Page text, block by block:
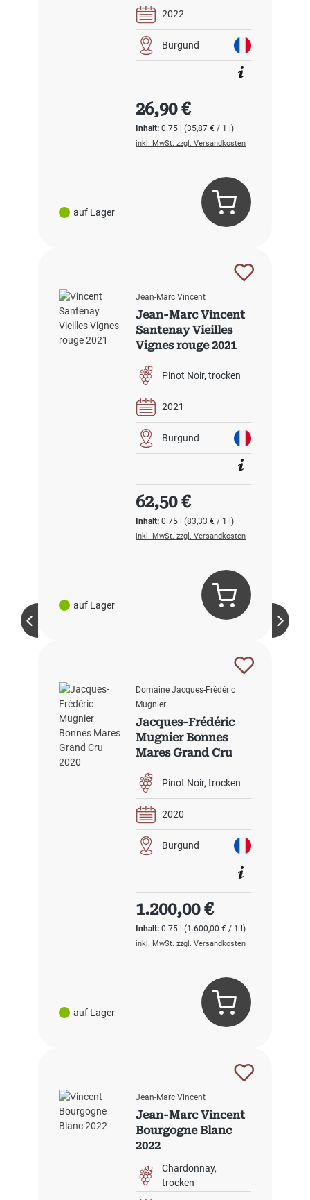
auf Lager
2022
Burgund
Inhalt:0.75 l(35,87 € / 1 l)
Regulärer Preis:
26,90 €
inkl. MwSt. zzgl. Versandkosten
auf Lager
Jean-Marc Vincent
Jean-Marc Vincent
Santenay Vieilles
Vignes rouge 2021
Pinot Noir trocken
2021
Burgund
Inhalt:0.75 l(83,33 € / 1 l)
Regulärer Preis:
62,50 €
inkl. MwSt. zzgl. Versandkosten
auf Lager
Domaine Jacques-Frédéric
Mugnier
Jacques-Frédéric
Mugnier Bonnes
Mares Grand Cru
Pinot Noir trocken
2020
Burgund
Inhalt:0.75 l(1.600,00 € / 1 l)
Regulärer Preis:
1.200,00 €
inkl. MwSt. zzgl. Versandkosten
Jean-Marc Vincent
Jean-Marc Vincent
Bourgogne Blanc
2022
Chardonnay
trocken